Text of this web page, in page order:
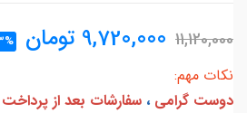
11,120,000
9,720,000 تومان
نکات مهم:
دوست گرامی ، سفارشات بعد از